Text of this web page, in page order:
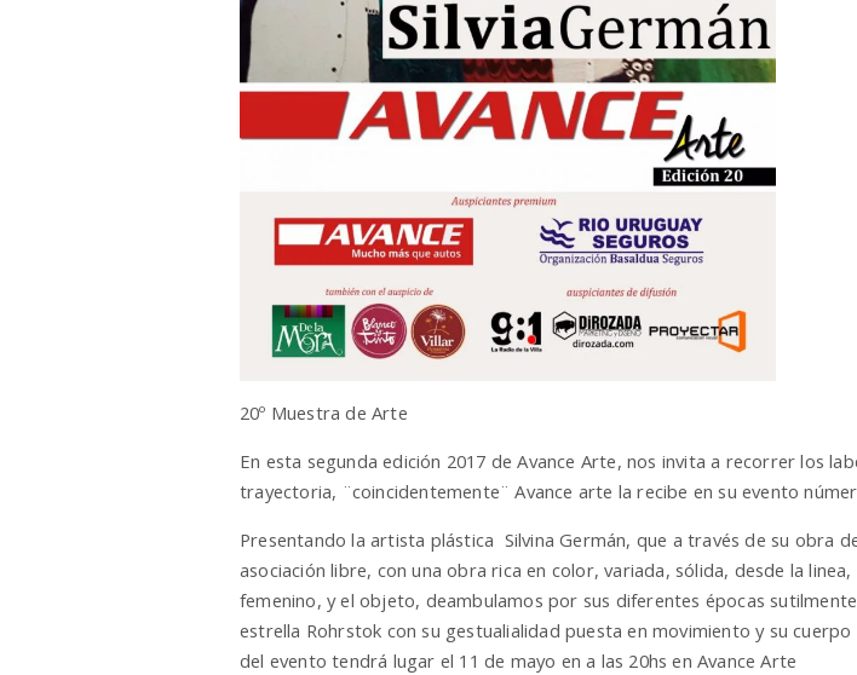
20º Muestra de Arte
En esta segunda edición 2017 de Avance Arte, nos invita a recorrer los
trayectoria, ¨coincidentemente¨ Avance arte la recibe en su evento
Presentando la artista plástica Silvina Germán, que a través de su obra
asociación libre, con una obra rica en color, variada, sólida, desde la
femenino, y el objeto, deambulamos por sus diferentes épocas
estrella Rohrstok con su gestualialidad puesta en movimiento y su
del evento tendrá lugar el 11 de mayo en a las 20hs en Avance Arte